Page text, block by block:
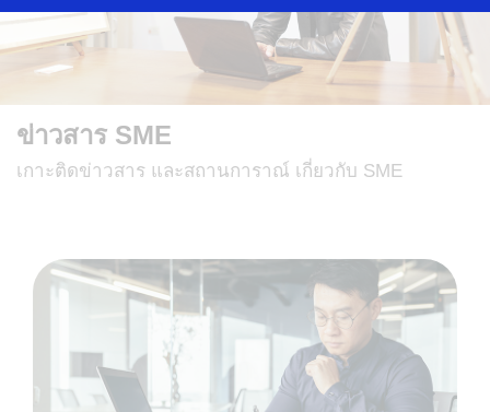
ข่าวสาร SME
เกาะติดข่าวสาร และสถานการาณ์ เกี่ยวกับ SME